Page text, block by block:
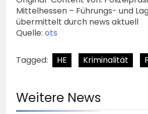
Mittelhessen – Führungs- und
übermittelt durch news aktuell
Quelle: ots
Tagged: HE Kriminalität
Weitere News